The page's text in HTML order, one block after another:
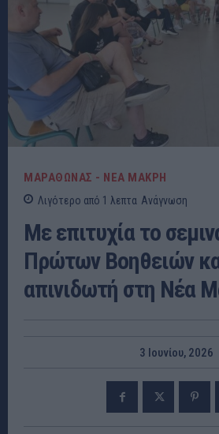
ΜΑΡΑΘΩΝΑΣ - ΝΕΑ ΜΑΚΡΗ
Λιγότερο από 1 λεπτα Ανάγνωση
Με επιτυχία το
Πρώτων Βοηθειών
απινιδωτή στη Νέα
3 Ιουνίου, 2026